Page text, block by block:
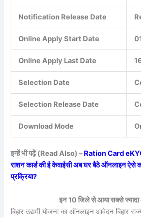
Notification Release Date
Online Apply Start Date
Online Apply Last Date
Selection Date
Selection Release Date
Download Mode
इन्हें भी पढ़ें (Read Also) –Ration Card
राशन कार्ड की ई केवाईसी अब घर बैठे ऑनलाइन ऐसे
प्रक्रिया?
इन 10 जिले से आया सबसे
बिहार उद्यमी योजना का ऑनलाइन आवेदन बिहार